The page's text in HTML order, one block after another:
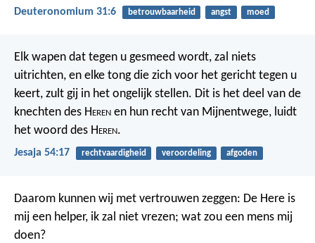
Deuteronomium 31:6 betrouwbaarheid angst moed
Elk wapen dat tegen u gesmeed wordt, zal niets
uitrichten, en elke tong die zich voor het gericht tegen u
keert, zult gij in het ongelijk stellen. Dit is het deel van de
knechten des Heren en hun recht van Mijnentwege, luidt
het woord des Heren.
Jesaja 54:17 rechtvaardigheid veroordeling afgoden
Daarom kunnen wij met vertrouwen zeggen: De Here is
mij een helper, ik zal niet vrezen; wat zou een mens mij
doen?